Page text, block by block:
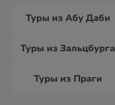
Туры из Абу Даби
Туры из Зальцбурга
Туры из Праги